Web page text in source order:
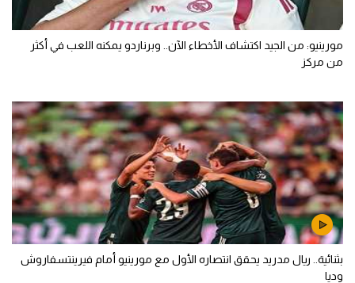
مورينيو: من الجيد اكتشاف الأخطاء الآن.. وبرناردو يمكنه اللعب في أكثر
من مركز
بثنائية.. ريال مدريد يحقق انتصاره الأول مع مورينيو أمام فيرينتسفاروش
وديا